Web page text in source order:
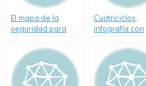
El mapa de la
seguridad para
Cuatriciclos,
infografía con